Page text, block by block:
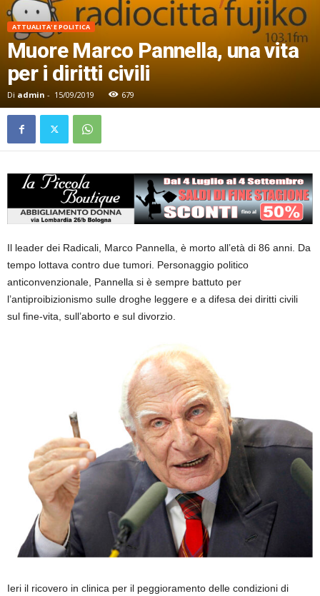
ATTUALITA' E POLITICA
Muore Marco Pannella, una vita
per i diritti civili
Di admin - 15/09/2019 679
Il leader dei Radicali, Marco Pannella, è morto all’età di 86 anni. Da
tempo lottava contro due tumori. Personaggio politico
anticonvenzionale, Pannella si è sempre battuto per
l’antiproibizionismo sulle droghe leggere e a difesa dei diritti civili
sul fine-vita, sull’aborto e sul divorzio.
Ieri il ricovero in clinica per il peggioramento delle condizioni di